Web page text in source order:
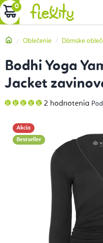
Prejsť
na
NÁKUPNÝ
Domov
Oblečenie Dámske
Bodhi Yoga
Jacket
Priemerné
hodnotenie
5
hviezdičiek.
2 hodnotenia
Akcia
Bestseller